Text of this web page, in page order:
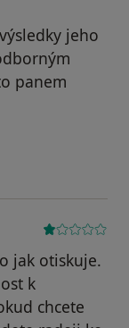
jeho
panem
jak otiskuje.
k
chcete